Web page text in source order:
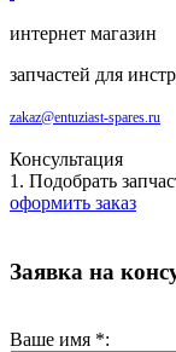
интернет магазин
запчастей для
zakaz@entuziast-spares.ru
Консультация
1. Подобрать
оформить заказ
Заявка на
Ваше имя *: